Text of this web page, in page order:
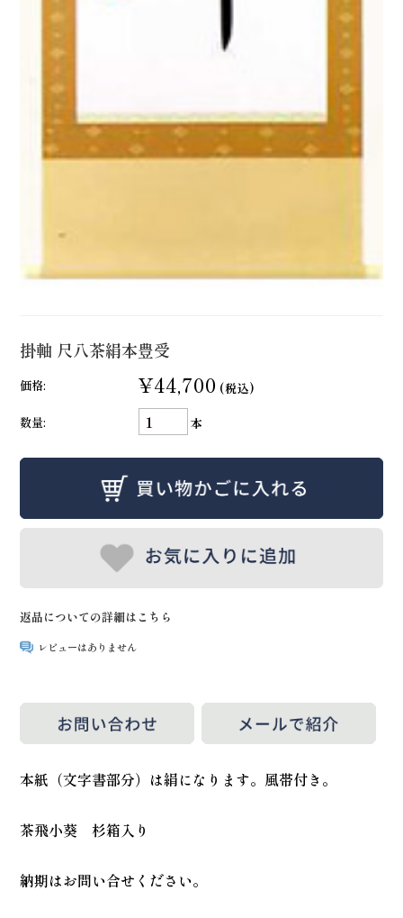
掛軸 尺八茶絹本豊受
価格: ¥44,700 (税込)
数量:
本
返品についての詳細はこちら
レビューはありません
本紙（文字書部分）は絹になります。風帯付き。
茶飛小葵 杉箱入り
納期はお問い合せください。